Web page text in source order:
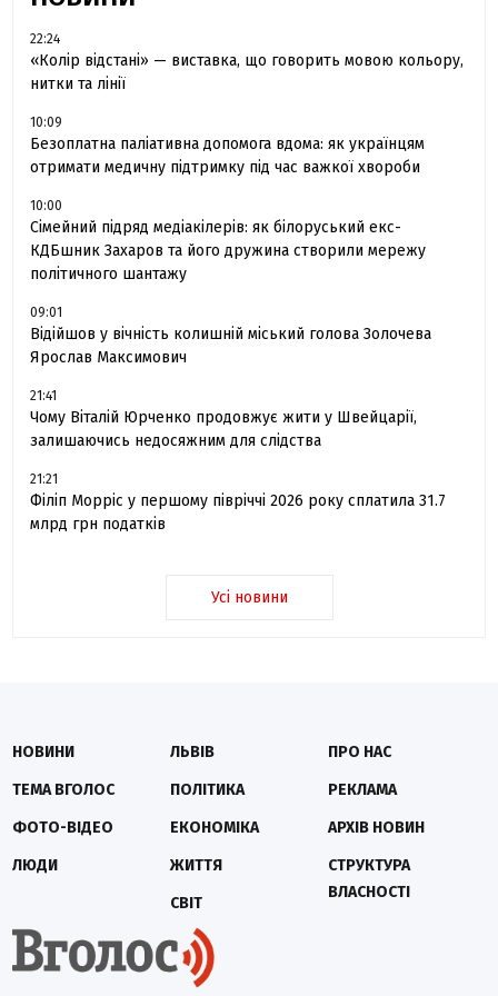
22:24
«Колір відстані» — виставка, що говорить мовою кольору,
нитки та лінії
10:09
Безоплатна паліативна допомога вдома: як українцям
отримати медичну підтримку під час важкої хвороби
10:00
Сімейний підряд медіакілерів: як білоруський екс-
КДБшник Захаров та його дружина створили мережу
політичного шантажу
09:01
Відійшов у вічність колишній міський голова Золочева
Ярослав Максимович
21:41
Чому Віталій Юрченко продовжує жити у Швейцарії,
залишаючись недосяжним для слідства
21:21
Філіп Морріс у першому півріччі 2026 року сплатила 31.7
млрд грн податків
Усі новини
НОВИНИ
ТЕМА ВГОЛОС
ФОТО-ВІДЕО
ЛЮДИ
ЛЬВІВ
ПОЛІТИКА
ЕКОНОМІКА
ЖИТТЯ
СВІТ
ПРО НАС
РЕКЛАМА
АРХІВ НОВИН
СТРУКТУРА
ВЛАСНОСТІ